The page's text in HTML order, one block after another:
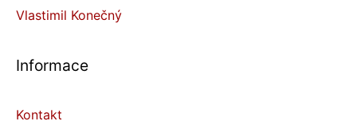
Vlastimil Konečný
Informace
Kontakt